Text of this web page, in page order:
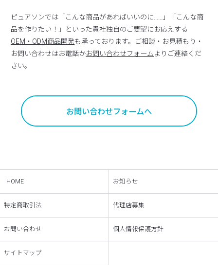
ピュアソンでは「こんな商品があればいいのに……」「こんな商
品を作りたい！」といった貴社独自のご要望にお応えする
OEM・ODM商品開発も承っております。ご相談・お見積もり・
お問い合わせはお電話かお問い合わせフォームよりご連絡くだ
さい。
お問い合わせフォームへ
HOME お知らせ
特定商取引法 代理店募集
お問い合わせ 個人情報保護方針
サイトマップ